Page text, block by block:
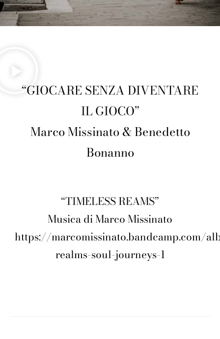
“GIOCARE SENZA DIVENTARE
IL GIOCO”
Marco Missinato & Benedetto
Bonanno
“TIMELESS REAMS”
Musica di Marco Missinato
https://marcomissinato.bandcamp.com/
realms-soul-journeys-1